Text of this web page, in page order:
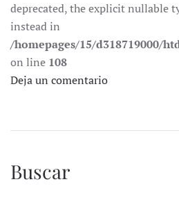
deprecated, the explicit nullable
instead in
/homepages/15/d318719000/
on line 108
Deja un comentario
Buscar